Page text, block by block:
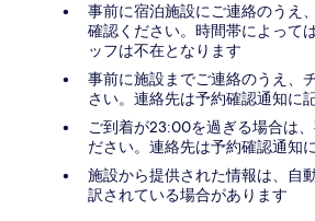
事前に宿泊施設にご連絡のうえ
確認ください。時間帯によって
ッフは不在となります
事前に施設までご連絡のうえ、
さい。連絡先は予約確認通知に
ご到着が23:00を過ぎる場合は
ださい。連絡先は予約確認通知
施設から提供された情報は、自
訳されている場合があります